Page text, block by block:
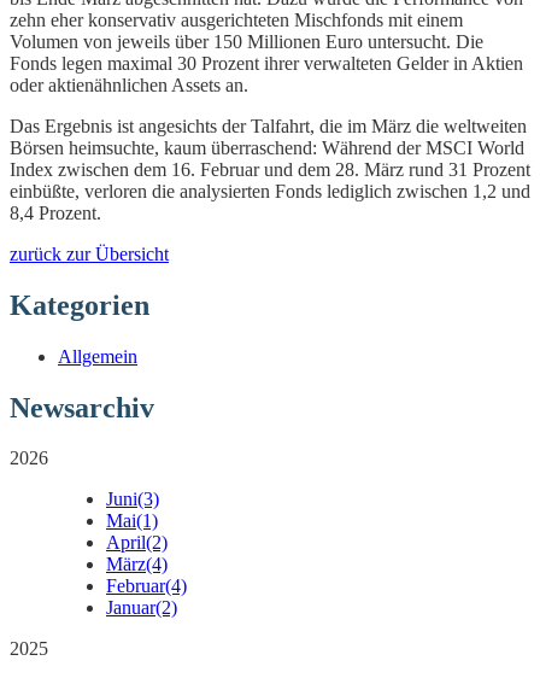
zehn eher konservativ ausgerichteten Mischfonds mit einem
Volumen von jeweils über 150 Millionen Euro untersucht. Die
Fonds legen maximal 30 Prozent ihrer verwalteten Gelder in Aktien
oder aktienähnlichen Assets an.
Das Ergebnis ist angesichts der Talfahrt, die im März die weltweiten
Börsen heimsuchte, kaum überraschend: Während der MSCI World
Index zwischen dem 16. Februar und dem 28. März rund 31 Prozent
einbüßte, verloren die analysierten Fonds lediglich zwischen 1,2 und
8,4 Prozent.
zurück zur Übersicht
Kategorien
Allgemein
Newsarchiv
2026
Juni(3)
Mai(1)
April(2)
März(4)
Februar(4)
Januar(2)
2025